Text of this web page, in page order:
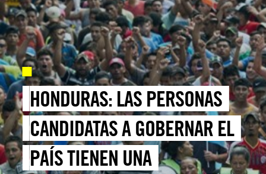
HONDURAS: LAS PERSONAS
CANDIDATAS A GOBERNAR EL
PAÍS TIENEN UNA